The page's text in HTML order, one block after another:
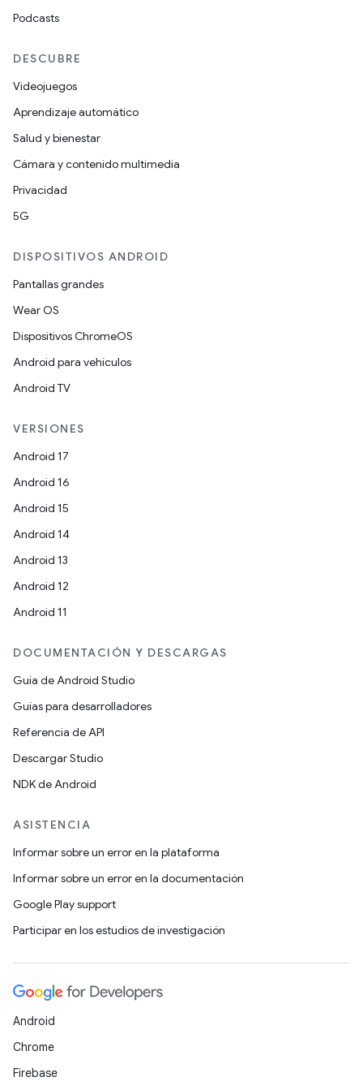
Podcasts
DESCUBRE
Videojuegos
Aprendizaje automático
Salud y bienestar
Cámara y contenido multimedia
Privacidad
5G
DISPOSITIVOS ANDROID
Pantallas grandes
Wear OS
Dispositivos ChromeOS
Android para vehículos
Android TV
VERSIONES
Android 17
Android 16
Android 15
Android 14
Android 13
Android 12
Android 11
DOCUMENTACIÓN Y DESCARGAS
Guía de Android Studio
Guías para desarrolladores
Referencia de API
Descargar Studio
NDK de Android
ASISTENCIA
Informar sobre un error en la plataforma
Informar sobre un error en la documentación
Google Play support
Participar en los estudios de investigación
Android
Chrome
Firebase